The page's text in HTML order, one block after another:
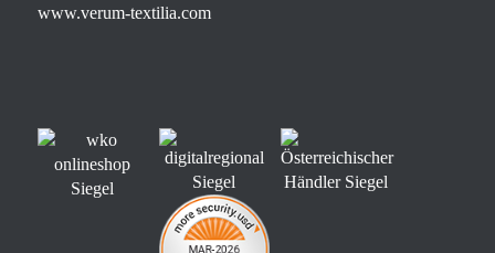
www.verum-textilia.com